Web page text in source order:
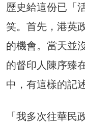
歷史給這份已「
笑。首先，港英
的機會。當天並
的督印人陳序臻
中，有這樣的記
「我多次往華民